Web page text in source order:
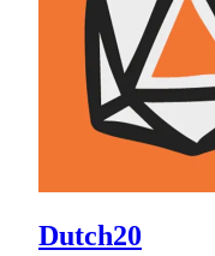
Dutch20